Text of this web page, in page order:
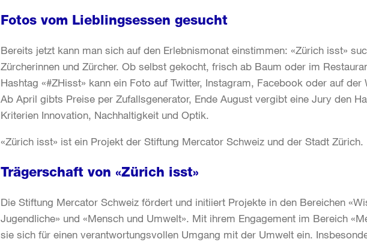
Fotos vom Lieblingsessen gesucht
Bereits jetzt kann man sich auf den Erlebnismonat einstimmen: «Zürich isst»
Zürcherinnen und Zürcher. Ob selbst gekocht, frisch ab Baum oder im
Hashtag «#ZHisst» kann ein Foto auf Twitter, Instagram, Facebook oder auf
Ab April gibts Preise per Zufallsgenerator, Ende August vergibt eine Jury den
Kriterien Innovation, Nachhaltigkeit und Optik.
«Zürich isst» ist ein Projekt der Stiftung Mercator Schweiz und der Stadt Zürich.
Trägerschaft von «Zürich isst»
Die Stiftung Mercator Schweiz fördert und initiiert Projekte in den Bereichen
Jugendliche» und «Mensch und Umwelt». Mit ihrem Engagement im Bereich
sie sich für einen verantwortungsvollen Umgang mit der Umwelt ein.